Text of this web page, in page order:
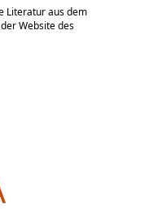
Literatur aus dem
Website des